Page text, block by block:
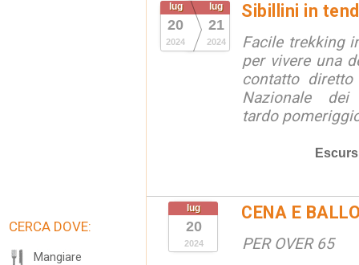
lug
20
2024
lug
21
2024
Sibillini in
Facile trekking
per vivere una
contatto
Nazionale dei
tardo
lug
20
2024
CENA E
PER OVER 65
CERCA DOVE:
Mangiare